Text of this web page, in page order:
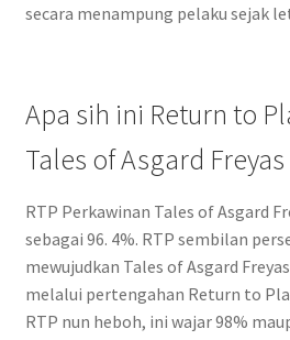
secara menampung pelaku sejak
Apa sih ini Return to
Tales of Asgard
RTP Perkawinan Tales of Asgard
sebagai 96. 4%. RTP sembilan
mewujudkan Tales of Asgard
melalui pertengahan Return to
RTP nun heboh, ini wajar 98%